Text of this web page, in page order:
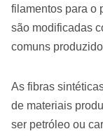
filamentos para o
são modificadas
comuns
As fibras
de materiais
ser petróleo ou